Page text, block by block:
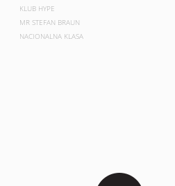
KLUB HYPE
MR STEFAN BRAUN
NACIONALNA KLASA